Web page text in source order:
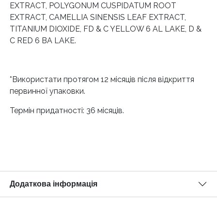
EXTRACT, POLYGONUM CUSPIDATUM ROOT
EXTRACT, CAMELLIA SINENSIS LEAF EXTRACT,
TITANIUM DIOXIDE, FD & C YELLOW 6 AL LAKE, D &
C RED 6 BA LAKE.
*Використати протягом 12 місяців після відкриття
первинної упаковки.
Термін придатності: 36 місяців.
Додаткова інформація